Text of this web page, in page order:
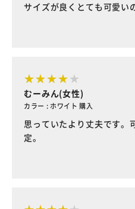
サイズが良くとても可愛い
むーみん(女性)
カラー : ホワイト 購入
思っていたより丈夫です。
定。